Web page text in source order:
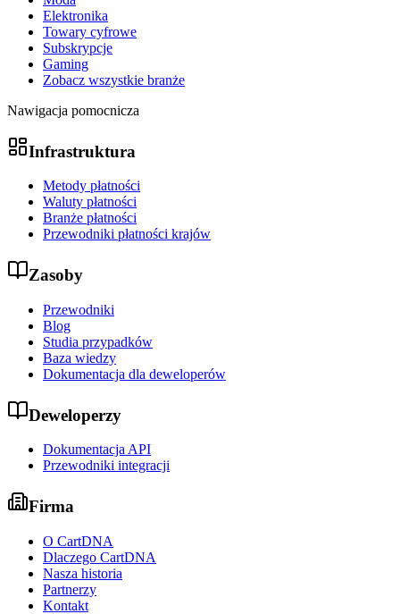
Elektronika
Towary cyfrowe
Subskrypcje
Gaming
Zobacz wszystkie branże
Nawigacja pomocnicza
Infrastruktura
Metody płatności
Waluty płatności
Branże płatności
Przewodniki płatności krajów
Zasoby
Przewodniki
Blog
Studia przypadków
Baza wiedzy
Dokumentacja dla deweloperów
Deweloperzy
Dokumentacja API
Przewodniki integracji
Firma
O CartDNA
Dlaczego CartDNA
Nasza historia
Partnerzy
Kontakt